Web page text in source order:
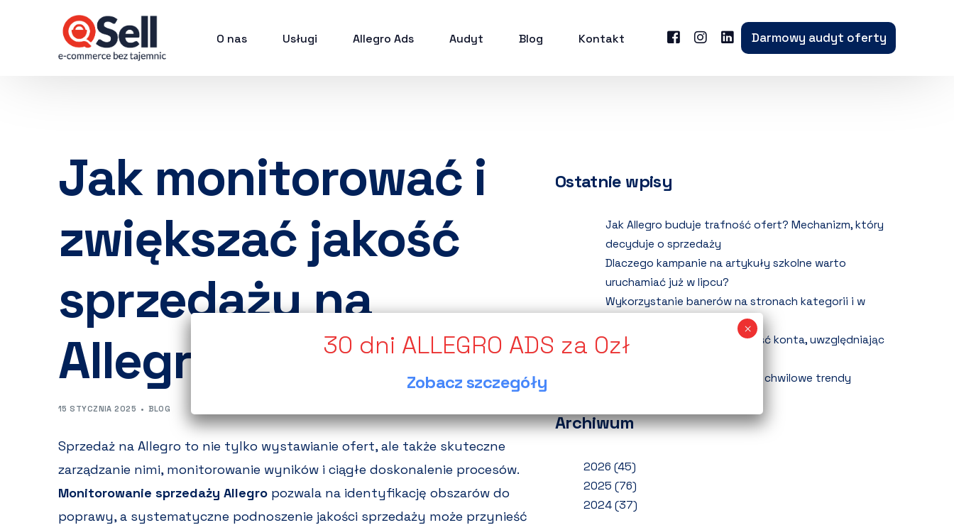
O nas Usługi Allegro Ads Audyt Blog Kontakt Darmowy audyt oferty
Jak monitorować i
zwiększać jakość
sprzedaży na
Allegro?
15 STYCZNIA 2025 BLOG
Sprzedaż na Allegro to nie tylko wystawianie ofert, ale także skuteczne
zarządzanie nimi, monitorowanie wyników i ciągłe doskonalenie procesów.
Monitorowanie sprzedaży Allegro pozwala na identyfikację obszarów do
poprawy, a systematyczne podnoszenie jakości sprzedaży może przynieść
Ostatnie wpisy
Jak Allegro buduje trafność ofert? Mechanizm, który
decyduje o sprzedaży
Dlaczego kampanie na artykuły szkolne warto
uruchamiać już w lipcu?
Wykorzystanie banerów na stronach kategorii i w
Jak obliczyć realną rentowność konta, uwzględniając
Ponadczasowe bestsellery vs. chwilowe trendy
Archiwum
2026 (45)
2025 (76)
2024 (37)
Zobacz szczegóły